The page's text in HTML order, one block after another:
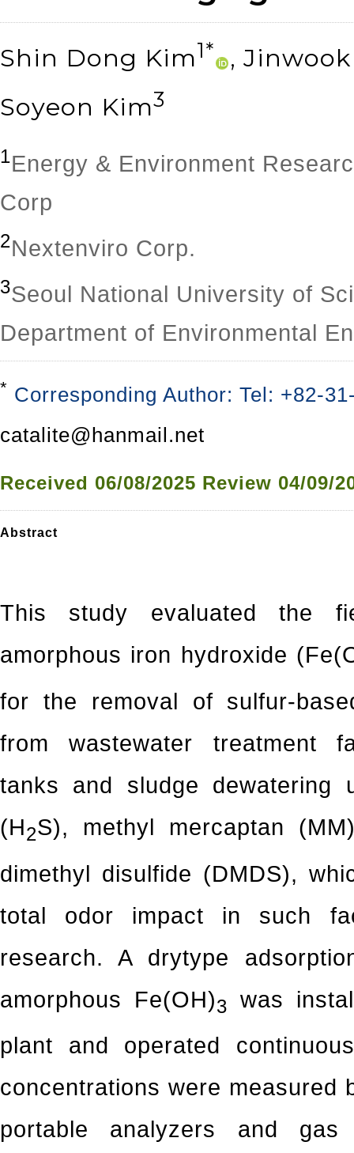
Shin Dong Kim1*
,
Soyeon Kim3
1Energy & Environment
Corp
2Nextenviro Corp.
3Seoul National University of
Department of Environmental
* Corresponding Author: Tel: +82-
catalite@hanmail.net
Received 06/08/2025 Review 04/09/
Abstract
This study evaluated the
amorphous iron hydroxide
for the removal of sulfur-
from wastewater treatment
tanks and sludge dewatering
(H2S), methyl mercaptan
dimethyl disulfide (DMDS),
total odor impact in such
research. A drytype
amorphous Fe(OH)3
was
plant and operated
concentrations were measured
portable analyzers and gas